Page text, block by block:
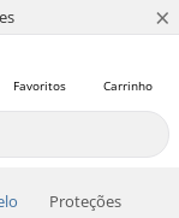
×
Carrinho
Favoritos
Proteções